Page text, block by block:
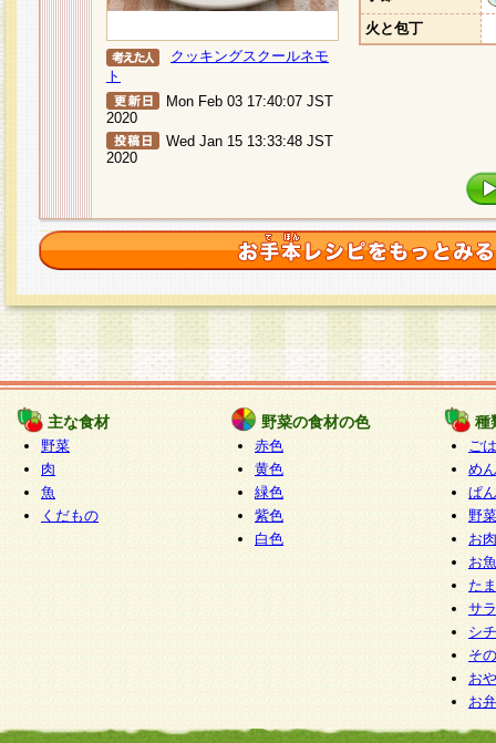
クッキングスクールネモ
ト
Mon Feb 03 17:40:07 JST
2020
Wed Jan 15 13:33:48 JST
2020
火と包丁
主な食材
野菜
肉
魚
くだもの
野菜の食材の色
赤色
黄色
緑色
紫色
白色
種
ご
めん
ぱん
野
お
お
た
サ
シ
そ
お
お